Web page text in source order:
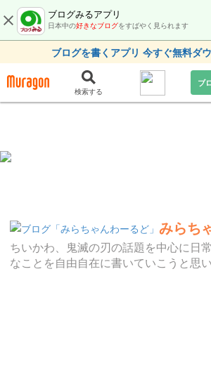
ブログみるアプリ
日本中の好きなブログをすばやく見られます
ブログを書くアプリ 今すぐ無料ダ
検索する
ブ
みらち
ちいかわ、鬼滅の刃の話題を中心に日
なことを自由自在に書いていこうと思